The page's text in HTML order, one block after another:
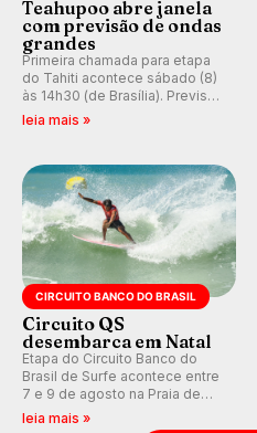
Teahupoo abre janela
com previsão de ondas
grandes
Primeira chamada para etapa
do Tahiti acontece sábado (8)
às 14h30 (de Brasília). Previsão
indica swell consistente.
Kelly Slater convidado.
leia mais »
CIRCUITO BANCO DO BRASIL
Circuito QS
desembarca em Natal
Etapa do Circuito Banco do
Brasil de Surfe acontece entre
7 e 9 de agosto na Praia de
Miami (RN), em disputas
válidas pelo Qualifying Series
leia mais »